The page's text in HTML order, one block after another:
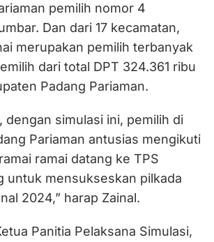
pemilih nomor 4
Dan dari 17 kecamatan,
merupakan pemilih terbanyak
dari total DPT 324.361 ribu
Padang Pariaman.
dengan simulasi ini, pemilih di
Pariaman antusias mengikuti
ramai datang ke TPS
untuk mensukseskan pilkada
2024,” harap Zainal.
Panitia Pelaksana Simulasi,